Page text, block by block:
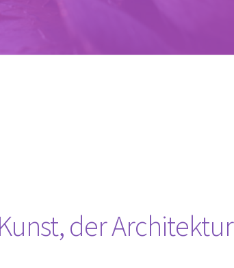
der Architektur